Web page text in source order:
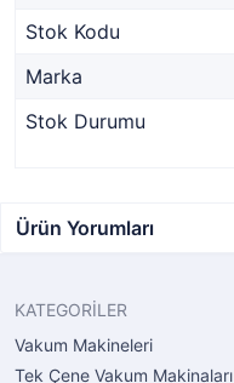
Stok Kodu
Marka
Stok Durumu
Ürün Yorumları
KATEGORİLER
Vakum Makineleri
Tek Çene Vakum Makinaları